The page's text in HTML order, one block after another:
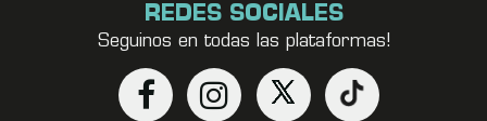
REDES SOCIALES
Seguinos en todas las plataformas!